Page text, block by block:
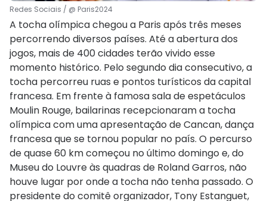
Redes Sociais / @ Paris2024
A tocha olímpica chegou a Paris após três meses
percorrendo diversos países. Até a abertura dos
jogos, mais de 400 cidades terão vivido esse
momento histórico. Pelo segundo dia consecutivo, a
tocha percorreu ruas e pontos turísticos da capital
francesa. Em frente à famosa sala de espetáculos
Moulin Rouge, bailarinas recepcionaram a tocha
olímpica com uma apresentação de Cancan, dança
francesa que se tornou popular no país. O percurso
de quase 60 km começou no último domingo e, do
Museu do Louvre às quadras de Roland Garros, não
houve lugar por onde a tocha não tenha passado. O
presidente do comitê organizador, Tony Estanguet,